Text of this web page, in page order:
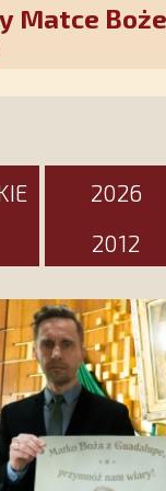
Matce
2026
2012